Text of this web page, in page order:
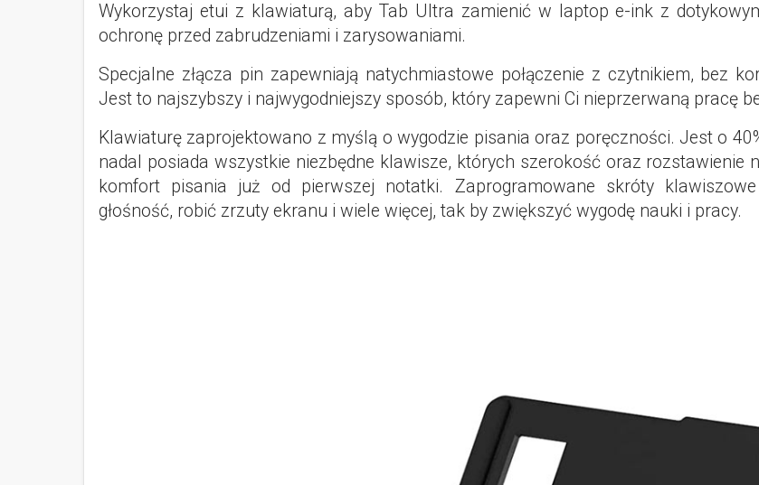
Wykorzystaj etui z klawiaturą, aby Tab Ultra zamienić w laptop e-ink z
ochronę przed zabrudzeniami i zarysowaniami.
Specjalne złącza pin zapewniają natychmiastowe połączenie z czytnikiem, bez
Jest to najszybszy i najwygodniejszy sposób, który zapewni Ci nieprzerwaną pracę
Klawiaturę zaprojektowano z myślą o wygodzie pisania oraz poręczności. Jest o
nadal posiada wszystkie niezbędne klawisze, których szerokość oraz rozstawienie
komfort pisania już od pierwszej notatki. Zaprogramowane skróty
głośność, robić zrzuty ekranu i wiele więcej, tak by zwiększyć wygodę nauki i pracy.